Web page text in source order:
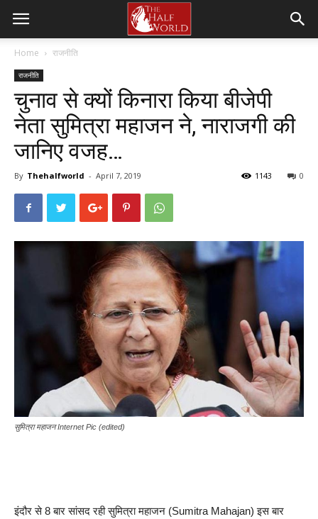
Home राजनीति
राजनीति
चुनाव से क्यों किनारा किया बीजेपी
नेता सुमित्रा महाजन ने, नाराजगी की
जानिए वजह…
By Thehalfworld - April 7, 2019 0
1143
सुमित्रा महाजन Internet Pic (edited)
इंदौर से 8 बार सांसद रही सुमित्रा महाजन (Sumitra Mahajan) इस बार